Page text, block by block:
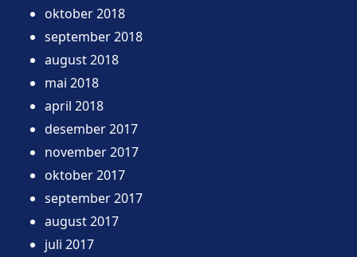
oktober 2018
september 2018
august 2018
mai 2018
april 2018
desember 2017
november 2017
oktober 2017
september 2017
august 2017
juli 2017